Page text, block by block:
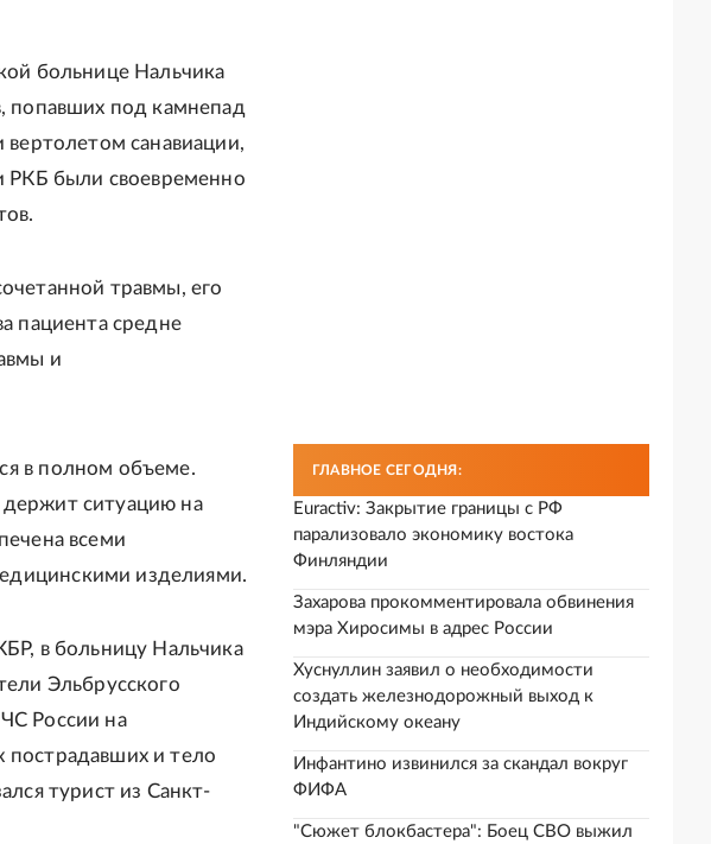
больнице Нальчика
попавших под камнепад
вертолетом санавиации,
были своевременно
травмы, его
пациента средне
и
в полном объеме.
ситуацию на
всеми
изделиями.
в больницу Нальчика
Эльбрусского
России на
пострадавших и тело
турист из Санкт-
ГЛАВНОЕ СЕГОДНЯ:
Euractiv: Закрытие границы с РФ
парализовало экономику востока
Финляндии
Захарова прокомментировала обвинения
мэра Хиросимы в адрес России
Хуснуллин заявил о необходимости
создать железнодорожный выход к
Индийскому океану
Инфантино извинился за скандал вокруг
ФИФА
"Сюжет блокбастера": Боец СВО выжил